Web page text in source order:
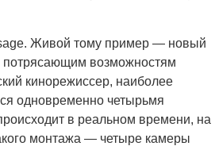
Живой тому пример — новый
потрясающим возможностям
кинорежиссер, наиболее
одновременно четырьмя
в реальном времени, на
монтажа — четыре камеры